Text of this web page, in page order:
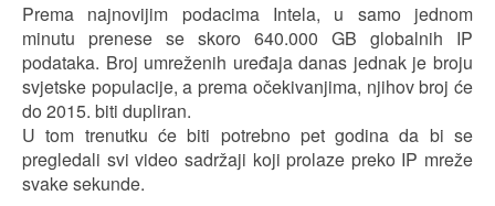
Prema najnovijim podacima Intela, u samo jednom
minutu prenese se skoro 640.000 GB globalnih IP
podataka. Broj umreženih uređaja danas jednak je broju
svjetske populacije, a prema očekivanjima, njihov broj će
do 2015. biti dupliran.
U tom trenutku će biti potrebno pet godina da bi se
pregledali svi video sadržaji koji prolaze preko IP mreže
svake sekunde.